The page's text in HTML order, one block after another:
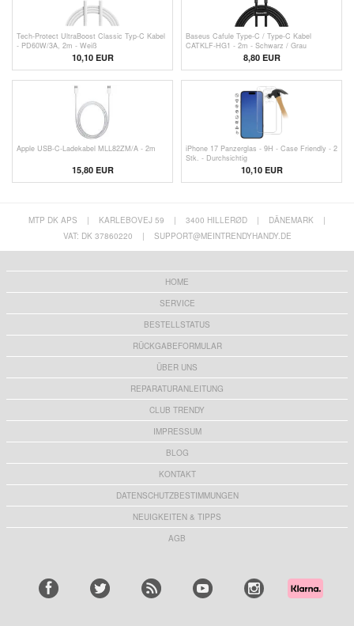
Tech-Protect UltraBoost Classic Typ-C Kabel
- PD60W/3A, 2m - Weiß
10,10 EUR
Baseus Cafule Type-C / Type-C Kabel
CATKLF-HG1 - 2m - Schwarz / Grau
8,80 EUR
Apple USB-C-Ladekabel MLL82ZM/A - 2m
15,80EUR
iPhone 17 Panzerglas - 9H - Case Friendly - 2
Stk. - Durchsichtig
10,10 EUR
MTP DK APS | KARLEBOVEJ 59 | 3400 HILLERØD | DÄNEMARK
|
VAT: DK 37860220
| SUPPORT@MEINTRENDYHANDY.DE
HOME
SERVICE
BESTELLSTATUS
RÜCKGABEFORMULAR
ÜBER UNS
REPARATURANLEITUNG
CLUB TRENDY
IMPRESSUM
BLOG
KONTAKT
DATENSCHUTZBESTIMMUNGEN
NEUIGKEITEN & TIPPS
AGB